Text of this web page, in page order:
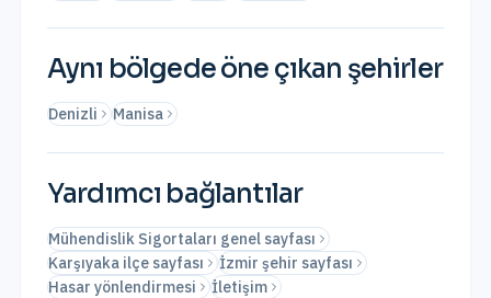
Aynı bölgede öne çıkan şehirler
Denizli Manisa
Yardımcı bağlantılar
Mühendislik Sigortaları genel sayfası
Karşıyaka ilçe sayfası
İzmir şehir sayfası
Hasar yönlendirmesi
İletişim